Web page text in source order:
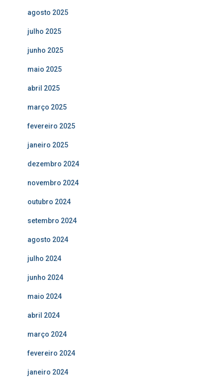
agosto 2025
julho 2025
junho 2025
maio 2025
abril 2025
março 2025
fevereiro 2025
janeiro 2025
dezembro 2024
novembro 2024
outubro 2024
setembro 2024
agosto 2024
julho 2024
junho 2024
maio 2024
abril 2024
março 2024
fevereiro 2024
janeiro 2024